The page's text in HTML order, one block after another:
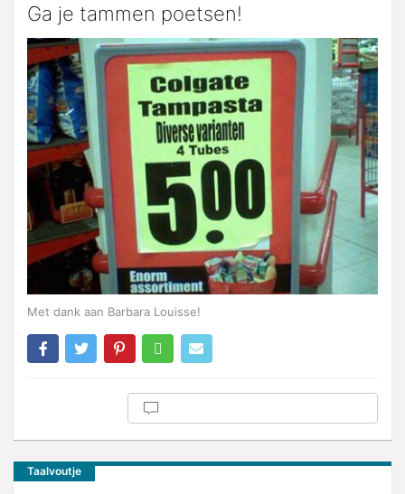
Ga je tammen poetsen!
Met dank aan Barbara Louisse!
Taalvoutje